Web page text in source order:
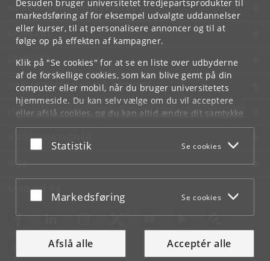
Desuden bruger universitetet tredjepartsprodukter til
markedsføring af for eksempel udvalgte uddannelser
eller kurser, til at personalisere annoncer og til at
følge op på effekten af kampagner.
Klik på "Se cookies" for at se en liste over udbyderne
af de forskellige cookies, som kan blive gemt på din
computer eller mobil, når du bruger universitetets
hjemmeside. Du kan selv vælge om du vil acceptere
eller afslå cookies, og du kan altid ændre dit samtykke
underCookie- og privatlivspolitiksom du finder i
bunden af hver side.
Acceptér eller afslå
Statistik Se cookies
Acceptér eller afslå
Markedsføring Se cookies
Afslå alle Acceptér alle
KØBENHAVNS UNIVERSITET
KONTAKT
SERVICES
FOR STUDERENDE OG ANSATTE
JOB OG KARRIERE
NØDSITUATIONER
WEB
MØD KU PÅ